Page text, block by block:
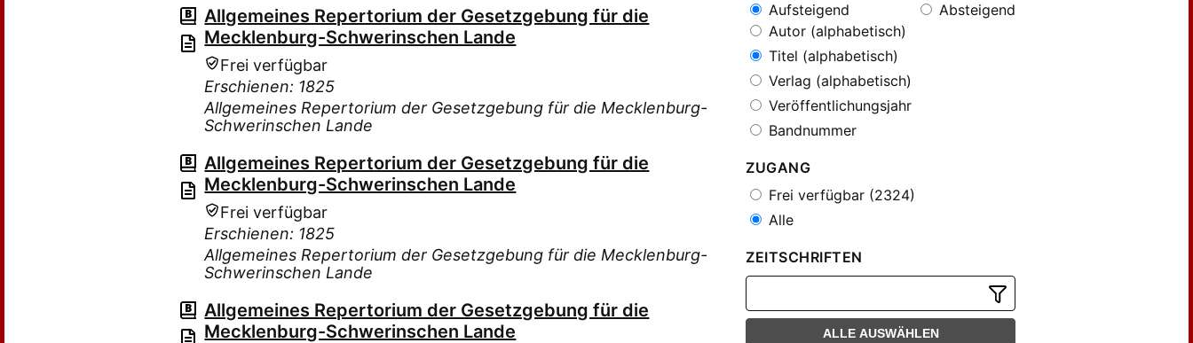
Allgemeines Repertorium der Gesetzgebung für die
Mecklenburg-Schwerinschen Lande
Frei verfügbar
Erschienen: 1825
Allgemeines Repertorium der Gesetzgebung für die Mecklenburg-
Schwerinschen Lande
Allgemeines Repertorium der Gesetzgebung für die
Mecklenburg-Schwerinschen Lande
Frei verfügbar
Erschienen: 1825
Allgemeines Repertorium der Gesetzgebung für die Mecklenburg-
Schwerinschen Lande
Allgemeines Repertorium der Gesetzgebung für die
Mecklenburg-Schwerinschen Lande
Aufsteigend
Absteigend
Autor (alphabetisch)
Titel (alphabetisch)
Verlag (alphabetisch)
Veröffentlichungsjahr
Bandnummer
ZUGANG
Frei verfügbar (2324)
Alle
ZEITSCHRIFTEN
ALLE AUSWÄHLEN